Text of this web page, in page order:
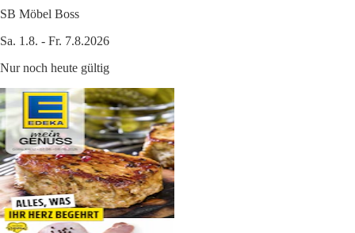
SB Möbel Boss
Sa. 1.8. - Fr. 7.8.2026
Nur noch heute gültig